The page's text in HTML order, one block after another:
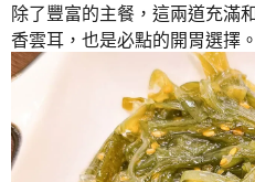
除了豐富的主餐，這兩道充滿
香雲耳，也是必點的開胃選擇。